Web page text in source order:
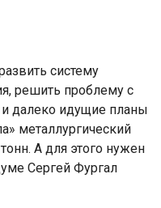
систему
решить проблему с
далеко идущие планы
металлургический
А для этого нужен
Сергей Фургал